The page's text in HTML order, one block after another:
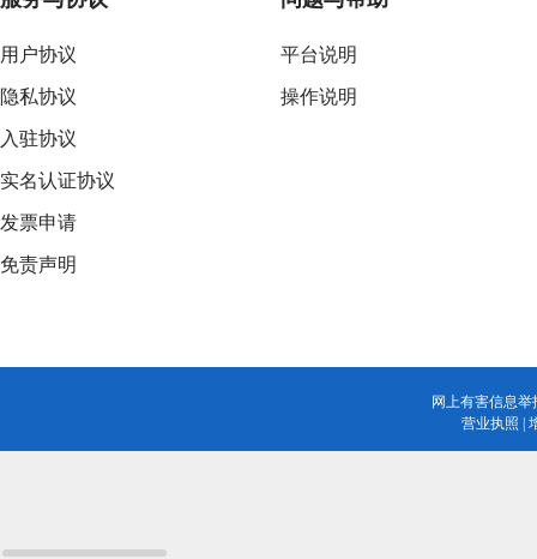
用户协议
隐私协议
入驻协议
实名认证协议
发票申请
免责声明
平台说明
操作说明
网上有害信息
营业执照